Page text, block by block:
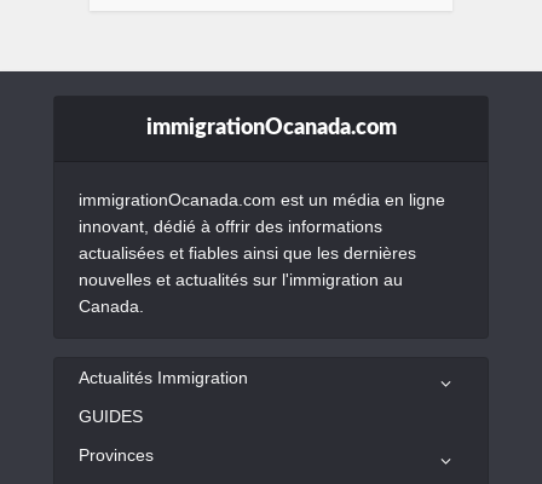
immigrationOcanada.com
immigrationOcanada.com est un média en ligne
innovant, dédié à offrir des informations
actualisées et fiables ainsi que les dernières
nouvelles et actualités sur l'immigration au
Canada.
Actualités Immigration
GUIDES
Provinces